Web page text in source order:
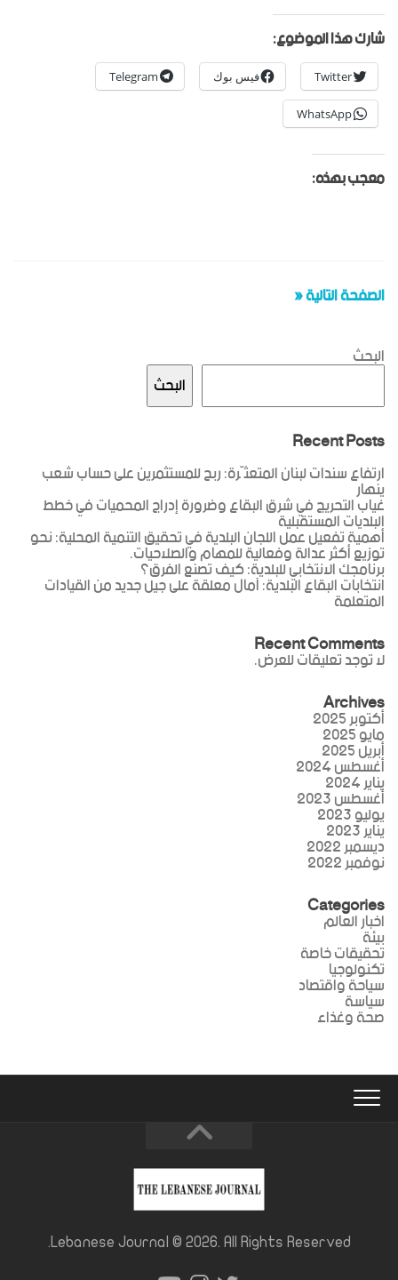
شارك هذا الموضوع:
Twitter فيس بوك Telegram
WhatsApp
معجب بهذه:
الصفحة التالية «
البحث
البحث
Recent Posts
ارتفاع سندات لبنان المتعثّرة: ربح للمستثمرين على حساب شعب
ينهار
غياب التحريج في شرق البقاع وضرورة إدراج المحميات في خطط
البلديات المستقبلية
أهمية تفعيل عمل اللجان البلدية في تحقيق التنمية المحلية: نحو
توزيع أكثر عدالة وفعالية للمهام والصلاحيات.
برنامجك الانتخابي للبلدية: كيف تصنع الفرق؟
انتخابات البقاع البلدية: آمال معلقة على جيل جديد من القيادات
المتعلمة
Recent Comments
لا توجد تعليقات للعرض.
Archives
أكتوبر 2025
مايو 2025
أبريل 2025
أغسطس 2024
يناير 2024
أغسطس 2023
يوليو 2023
يناير 2023
ديسمبر 2022
نوفمبر 2022
Categories
اخبار العالم
بيئة
تحقيقات خاصة
تكنولوجيا
سياحة واقتصاد
سياسة
صحة وغذاء
Lebanese Journal © 2026. All Rights Reserved.